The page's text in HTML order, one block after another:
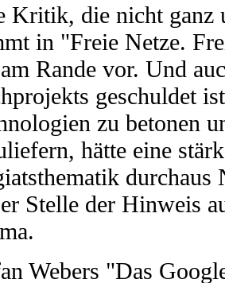
Kritik, die nicht ganz
in "Freie Netze.
Rande vor. Und
geschuldet
zu betonen
hätte eine
Stelle der Hinweis
Webers "Das